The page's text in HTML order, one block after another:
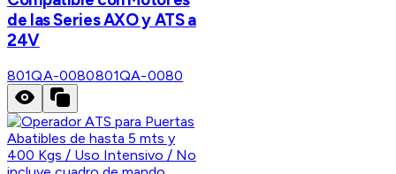
de las Series AXO y ATS a
24V
801QA-0080801QA-0080